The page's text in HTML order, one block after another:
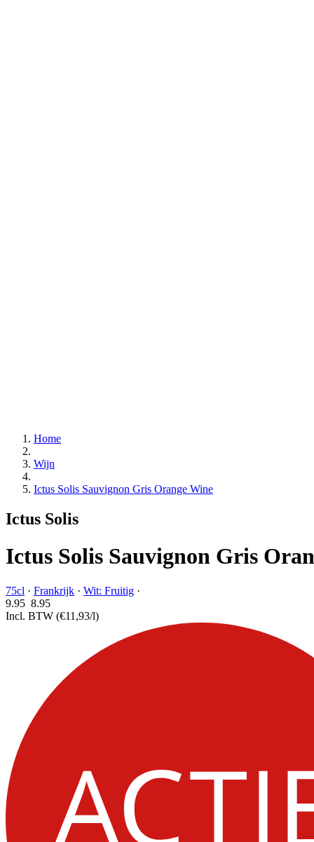
Home
Wijn
Ictus Solis Sauvignon Gris Orange Wine
Ictus Solis
Ictus Solis Sauvignon Gris
75cl · Frankrijk · Wit: Fruitig ·
9.95 8.95
Incl. BTW (€11,93/l)